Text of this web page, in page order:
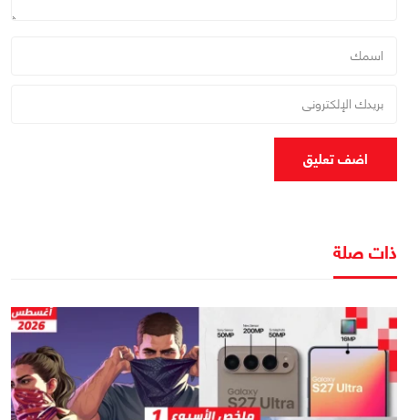
اضف تعليق
ذات صلة